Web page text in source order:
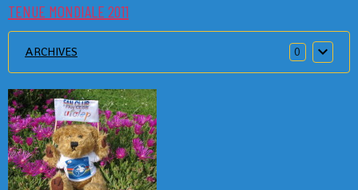
TENUE MONDIALE 2011
ARCHIVES 0